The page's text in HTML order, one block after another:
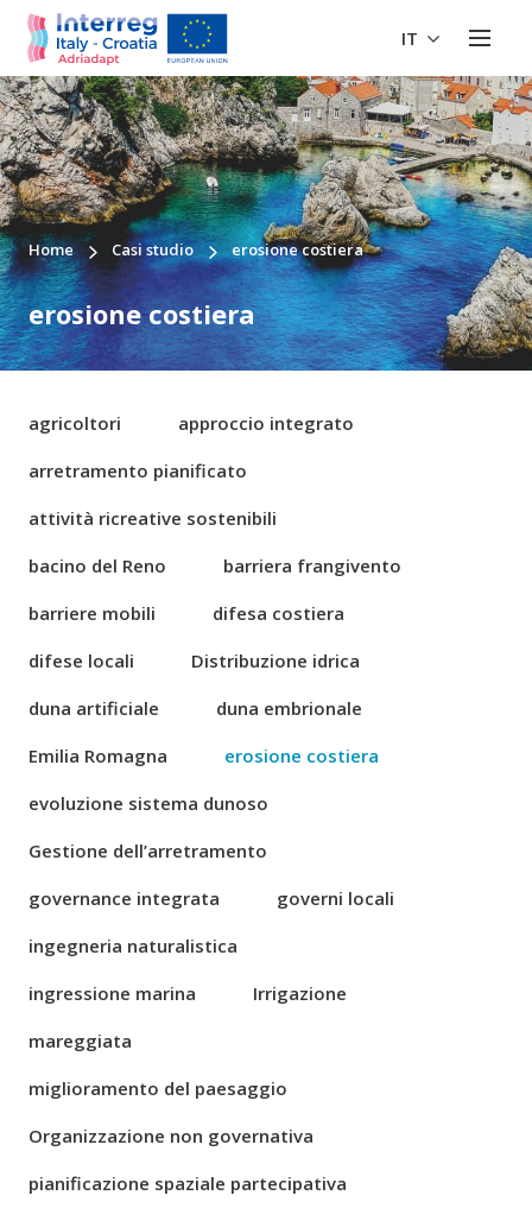
IT
Home Casi studio erosione costiera
erosione costiera
agricoltori
approccio integrato
arretramento pianificato
attività ricreative sostenibili
bacino del Reno
barriera frangivento
barriere mobili
difesa costiera
difese locali
Distribuzione idrica
duna artificiale
duna embrionale
Emilia Romagna
erosione costiera
evoluzione sistema dunoso
Gestione dell’arretramento
governance integrata
governi locali
ingegneria naturalistica
ingressione marina
Irrigazione
mareggiata
miglioramento del paesaggio
Organizzazione non governativa
pianificazione spaziale partecipativa